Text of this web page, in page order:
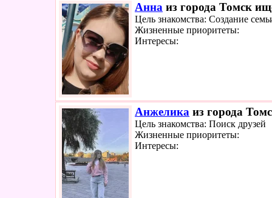
Анна из города Томск
Цель знакомства: Создание
Жизненные приоритеты:
Интересы:
Анжелика из города
Цель знакомства: Поиск друзей
Жизненные приоритеты:
Интересы: